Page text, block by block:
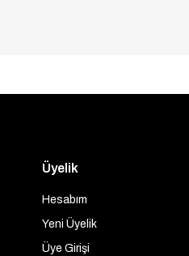
Üyelik
Hesabım
Yeni Üyelik
Üye Girişi